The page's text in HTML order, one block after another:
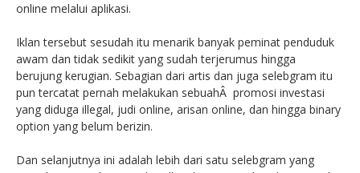
online melalui aplikasi.
Iklan tersebut sesudah itu menarik banyak peminat penduduk
awam dan tidak sedikit yang sudah terjerumus hingga
berujung kerugian. Sebagian dari artis dan juga selebgram itu
pun tercatat pernah melakukan sebuahÂ promosi investasi
yang diduga illegal, judi online, arisan online, dan hingga binary
option yang belum berizin.
Dan selanjutnya ini adalah lebih dari satu selebgram yang